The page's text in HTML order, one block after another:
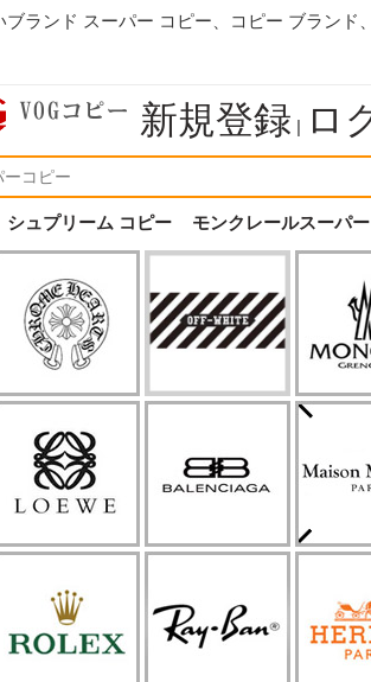
ブランド スーパー コピー、コピー ブランド
新規登録 | ロ
シュプリーム コピー モンクレールスーパ